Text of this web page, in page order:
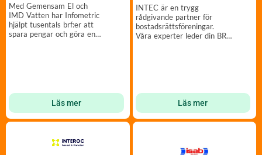
Med Gemensam El och
IMD Vatten har Infometric
hjälpt tusentals brf:er att
spara pengar och göra en
Läs mer
INTEC är en trygg
rådgivande partner för
bostadsrättsföreningar.
Våra experter leder din BRF
Läs mer